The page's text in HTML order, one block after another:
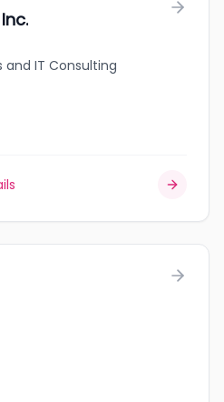
and IT Consulting